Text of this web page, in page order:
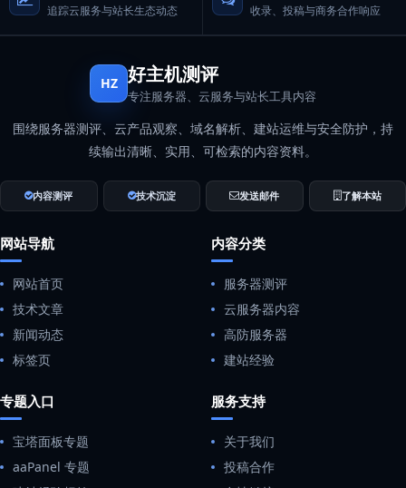
追踪云服务与站长生态动态 收录、投稿与商务合作响应
HZ 好主机测评
专注服务器、云服务与站长工具内容
围绕服务器测评、云产品观察、域名解析、建站运维与安全防护，持
续输出清晰、实用、可检索的内容资料。
内容测评 技术沉淀 发送邮件 了解本站
网站导航
网站首页
技术文章
新闻动态
标签页
内容分类
服务器测评
云服务器内容
高防服务器
建站经验
专题入口
宝塔面板专题
aaPanel 专题
服务支持
关于我们
投稿合作